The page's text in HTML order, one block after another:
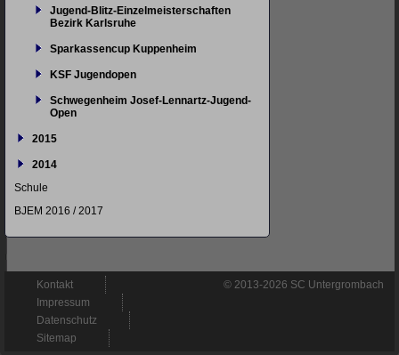
Jugend-Blitz-Einzelmeisterschaften
Bezirk Karlsruhe
Sparkassencup Kuppenheim
KSF Jugendopen
Schwegenheim Josef-Lennartz-Jugend-
Open
2015
2014
Schule
BJEM 2016 / 2017
© 2013-2026 SC Untergrombach
Navigation
überspringen
Kontakt
Impressum
Datenschutz
Sitemap